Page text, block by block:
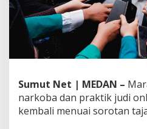
K
i
a
n
M
e
a
j
l
Sumut Net | MEDAN –
narkoba dan praktik judi
kembali menuai sorotan